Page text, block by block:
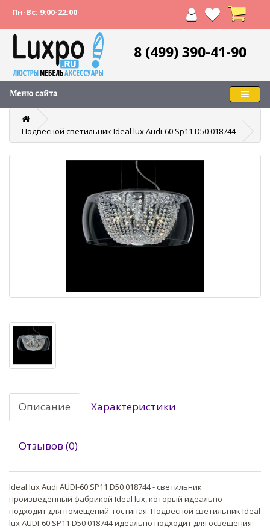
Пн-Вс: 9:00-22:00
8 (499) 390-41-90
Меню сайта
Подвесной светильник Ideal lux Audi-60 Sp11 D50 018744
Описание Характеристики
Отзывов (0)
Ideal lux Audi AUDI-60 SP11 D50 018744 - светильник
произведенный фабрикой Ideal lux, который идеально
подходит для помещений: гостиная. Подвесной светильник Ideal
lux AUDI-60 SP11 D50 018744 идеально подходит для освещения